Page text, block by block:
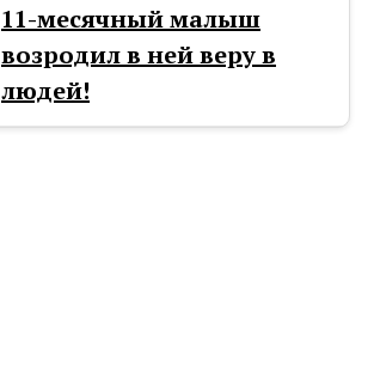
11-месячный малыш
возродил в ней веру в
людей!